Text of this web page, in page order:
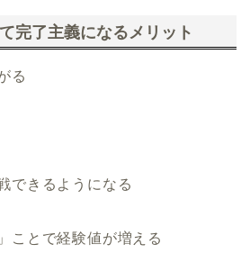
完了主義になるメリット
る
できるようになる
ことで経験値が増える